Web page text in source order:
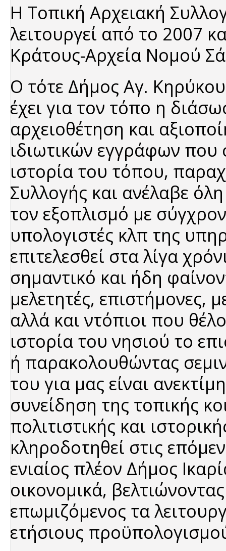
Η Τοπική Αρχειακή
λειτουργεί από το 2007
Κράτους-Αρχεία Νομού
Ο τότε Δήμος Αγ.
έχει για τον τόπο η
αρχειοθέτηση και
ιδιωτικών εγγράφων που
ιστορία του τόπου,
Συλλογής και ανέλαβε
τον εξοπλισμό με
υπολογιστές κλπ της
επιτελεσθεί στα λίγα
σημαντικό και ήδη
μελετητές, επιστήμονες,
αλλά και ντόπιοι που
ιστορία του νησιού το
ή παρακολουθώντας
του για μας είναι
συνείδηση της τοπικής
πολιτιστικής και
κληροδοτηθεί στις
ενιαίος πλέον Δήμος
οικονομικά,
επωμιζόμενος τα
ετήσιους